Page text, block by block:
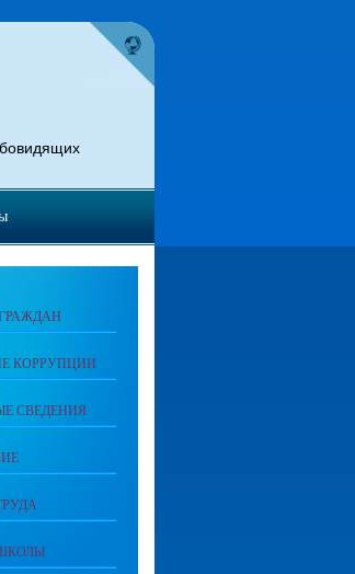
КОРРУПЦИИ
СВЕДЕНИЯ